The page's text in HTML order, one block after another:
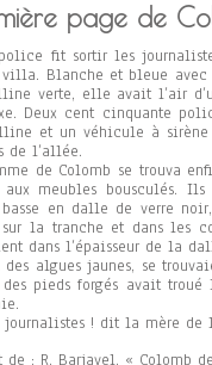
page de
fit sortir les
Blanche et bleue avec
verte, elle avait l’air
Deux cent cinquante
et un véhicule à sirène
de l’allée.
de Colomb se trouva
aux meubles bousculés.
en dalle de verre
sur la tranche et dans les
dans l’épaisseur de la
des algues jaunes, se
pieds forgés avait
journalistes ! dit la mère de
de : R. Barjavel. « Colomb